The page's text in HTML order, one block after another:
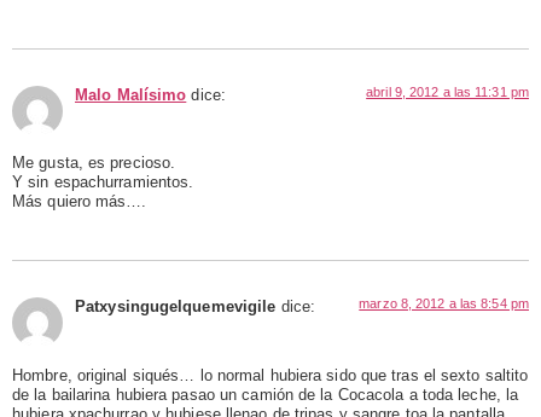
Malo Malísimo dice: abril 9, 2012 a las 11:31 pm
Me gusta, es precioso.
Y sin espachurramientos.
Más quiero más….
Patxysingugelquemevigile dice: marzo 8, 2012 a las 8:54 pm
Hombre, original siqués… lo normal hubiera sido que tras el sexto saltito
de la bailarina hubiera pasao un camión de la Cocacola a toda leche, la